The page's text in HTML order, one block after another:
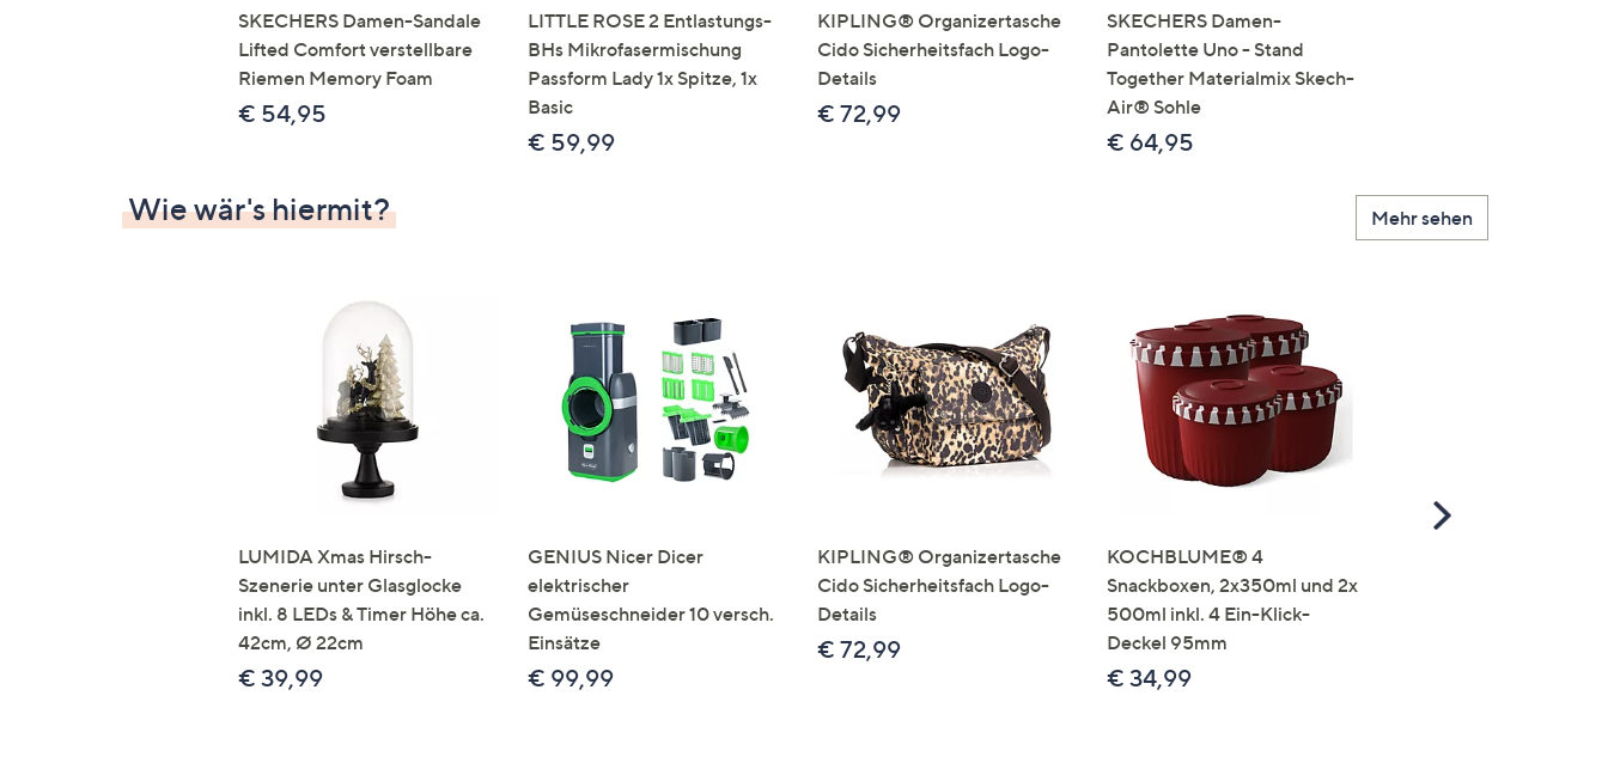
SKECHERS Damen-Sandale
Lifted Comfort verstellbare
Riemen Memory Foam
€ 54,95
LITTLE ROSE 2 Entlastungs-
BHs Mikrofasermischung
Passform Lady 1x Spitze, 1x
Basic
€ 59,99
KIPLING® Organizertasche
Cido Sicherheitsfach Logo-
Details
€ 72,99
SKECHERS Damen-
Pantolette Uno - Stand
Together Materialmix Skech-
Air® Sohle
€ 64,95
Wie wär's hiermit? Mehr sehen
LUMIDA Xmas Hirsch-
Szenerie unter Glasglocke
inkl. 8 LEDs & Timer Höhe ca.
42cm, Ø 22cm
€ 39,99
GENIUS Nicer Dicer
elektrischer
Gemüseschneider 10 versch.
Einsätze
€ 99,99
KIPLING® Organizertasche
Cido Sicherheitsfach Logo-
Details
€ 72,99
KOCHBLUME® 4
Snackboxen, 2x350ml und 2x
500ml inkl. 4 Ein-Klick-
Deckel 95mm
€ 34,99
Scroll